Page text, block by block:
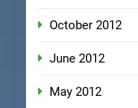
October 2012
June 2012
May 2012